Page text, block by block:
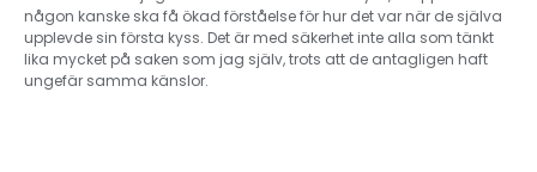
någon kanske ska få ökad förståelse för hur det var när de själva
upplevde sin första kyss. Det är med säkerhet inte alla som tänkt
lika mycket på saken som jag själv, trots att de antagligen haft
ungefär samma känslor.